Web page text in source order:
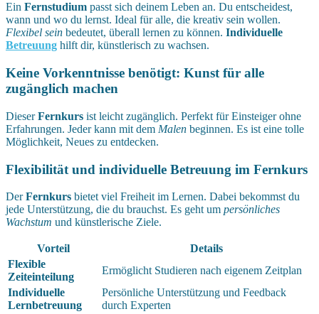
Ein Fernstudium passt sich deinem Leben an. Du entscheidest,
wann und wo du lernst. Ideal für alle, die kreativ sein wollen.
Flexibel sein bedeutet, überall lernen zu können. Individuelle
Betreuung hilft dir, künstlerisch zu wachsen.
Keine Vorkenntnisse benötigt: Kunst für alle
zugänglich machen
DieserFernkurs ist leicht zugänglich. Perfekt für Einsteiger ohne
Erfahrungen. Jeder kann mit dem Malen beginnen. Es ist eine tolle
Möglichkeit, Neues zu entdecken.
Flexibilität und individuelle Betreuung im Fernkurs
DerFernkurs bietet viel Freiheit im Lernen. Dabei bekommst du
jede Unterstützung, die du brauchst. Es geht um persönliches
Wachstum und künstlerische Ziele.
Vorteil
Details
Flexible
Zeiteinteilung
Ermöglicht Studieren nach eigenem Zeitplan
Individuelle
Lernbetreuung
Persönliche Unterstützung und Feedback
durch Experten